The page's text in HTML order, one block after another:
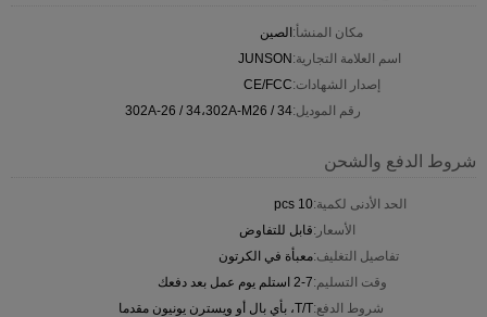
مكان المنشأ:الصين
اسم العلامة التجارية:JUNSON
إصدار الشهادات:CE/FCC
رقم الموديل:302A-26 / 34،302A-M26 / 34
شروط الدفع والشحن
الحد الأدنى لكمية:10 pcs
الأسعار:قابل للتفاوض
تفاصيل التغليف:معبأة في الكرتون
وقت التسليم:2-7 استلم يوم عمل بعد دفعك
شروط الدفع:T/T، بأي بال أو ويسترن يونيون مقدما